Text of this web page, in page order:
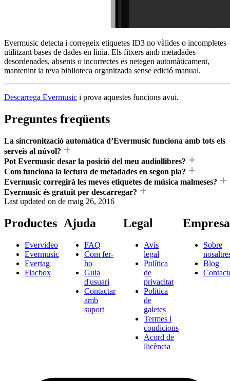
Evermusic detecta i corregeix etiquetes ID3 no vàlides o incompletes
utilitzant bases de dades en línia. Els fitxers amb metadades
desordenades, absents o incorrectes es netegen automàticament,
mantenint la teva biblioteca organitzada sense edició manual.
Descarrega Evermusic i prova aquestes funcions avui.
Preguntes freqüents
La sincronització automàtica d’Evermusic funciona amb tots els
serveis al núvol?
Pot Evermusic desar la posició del meu audiollibres?
Com funciona la lectura de metadades en segon pla?
Evermusic corregirà les meves etiquetes de música malmeses?
Evermusic és gratuït per descarregar?
Last updated on de maig 26, 2016
Productes
Evervideo
Evermusic
Evertag
Flacbox
Ajuda
FAQ
Com fer-
ho
Guia
d'usuari
Contactar
amb
suport
Legal
Avís
legal
Política
de
privacitat
Política
de
galetes
Termes i
condicions
Acord de
llicència
Empresa
Sobre
Blog